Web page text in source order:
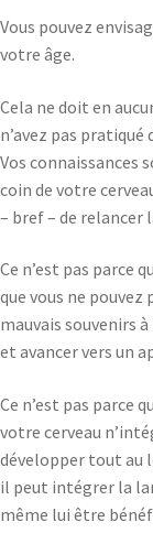
Vous pouvez
votre âge.
Cela ne doit en
n’avez pas pratiqué
Vos connaissances
coin de votre
– bref – de relancer
Ce n’est pas parce
que vous ne pouvez
mauvais souvenirs
et avancer vers un
Ce n’est pas parce
votre cerveau
développer tout au
il peut intégrer la
même lui être